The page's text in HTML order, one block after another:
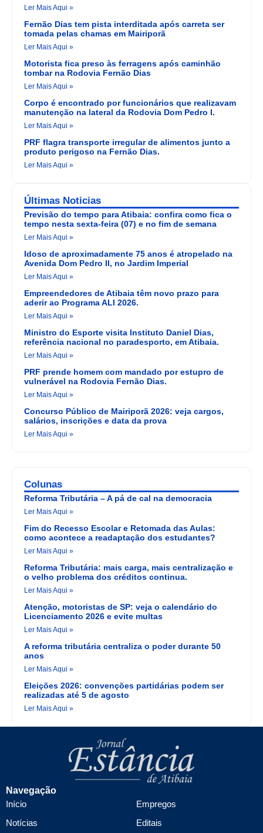
Ler Mais Aqui »
Fernão Dias tem pista interditada após carreta ser
tomada pelas chamas em Mairiporã
Ler Mais Aqui »
Motorista fica preso às ferragens após caminhão
tombar na Rodovia Fernão Dias
Ler Mais Aqui »
Corpo é encontrado por funcionários que realizavam
manutenção na lateral da Rodovia Dom Pedro I.
Ler Mais Aqui »
PRF flagra transporte irregular de alimentos junto a
produto perigoso na Fernão Dias.
Ler Mais Aqui »
Últimas Noticias
Previsão do tempo para Atibaia: confira como fica o
tempo nesta sexta-feira (07) e no fim de semana
Ler Mais Aqui »
Idoso de aproximadamente 75 anos é atropelado na
Avenida Dom Pedro II, no Jardim Imperial
Ler Mais Aqui »
Empreendedores de Atibaia têm novo prazo para
aderir ao Programa ALI 2026.
Ler Mais Aqui »
Ministro do Esporte visita Instituto Daniel Dias,
referência nacional no paradesporto, em Atibaia.
Ler Mais Aqui »
PRF prende homem com mandado por estupro de
vulnerável na Rodovia Fernão Dias.
Ler Mais Aqui »
Concurso Público de Mairiporã 2026: veja cargos,
salários, inscrições e data da prova
Ler Mais Aqui »
Colunas
Reforma Tributária – A pá de cal na democracia
Ler Mais Aqui »
Fim do Recesso Escolar e Retomada das Aulas:
como acontece a readaptação dos estudantes?
Ler Mais Aqui »
Reforma Tributária: mais carga, mais centralização e
o velho problema dos créditos continua.
Ler Mais Aqui »
Atenção, motoristas de SP: veja o calendário do
Licenciamento 2026 e evite multas
Ler Mais Aqui »
A reforma tributária centraliza o poder durante 50
anos
Ler Mais Aqui »
Eleições 2026: convenções partidárias podem ser
realizadas até 5 de agosto
Ler Mais Aqui »
Navegação
Início
Notícias
Empregos
Editais